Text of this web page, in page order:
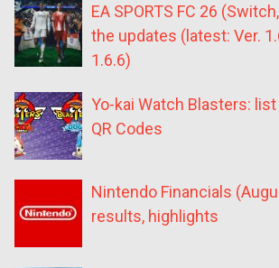
EA SPORTS FC 26
the updates (latest: Ver.
1.6.6)
Yo-kai Watch Blasters:
QR Codes
Nintendo Financials
results, highlights